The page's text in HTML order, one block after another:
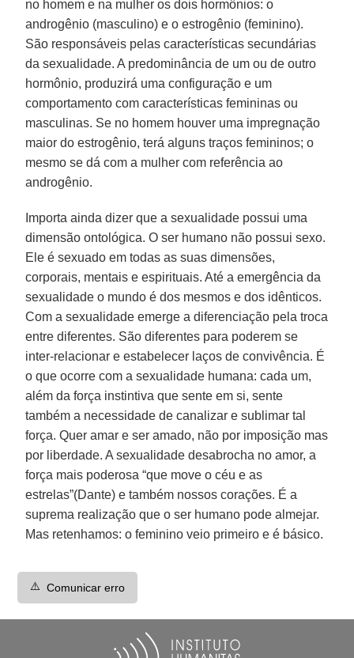
no homem e na mulher os dois hormônios: o
androgênio (masculino) e o estrogênio (feminino).
São responsáveis pelas características secundárias
da sexualidade. A predominância de um ou de outro
hormônio, produzirá uma configuração e um
comportamento com características femininas ou
masculinas. Se no homem houver uma impregnação
maior do estrogênio, terá alguns traços femininos; o
mesmo se dá com a mulher com referência ao
androgênio.
Importa ainda dizer que a sexualidade possui uma
dimensão ontológica. O ser humano não possui sexo.
Ele é sexuado em todas as suas dimensões,
corporais, mentais e espirituais. Até a emergência da
sexualidade o mundo é dos mesmos e dos idênticos.
Com a sexualidade emerge a diferenciação pela troca
entre diferentes. São diferentes para poderem se
inter-relacionar e estabelecer laços de convivência. É
o que ocorre com a sexualidade humana: cada um,
além da força instintiva que sente em si, sente
também a necessidade de canalizar e sublimar tal
força. Quer amar e ser amado, não por imposição mas
por liberdade. A sexualidade desabrocha no amor, a
força mais poderosa “que move o céu e as
estrelas”(Dante) e também nossos corações. É a
suprema realização que o ser humano pode almejar.
Mas retenhamos: o feminino veio primeiro e é básico.
⚠️ Comunicar erro